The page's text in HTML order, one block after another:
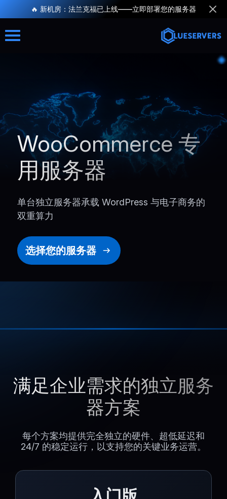
🔥 新机房：法兰克福已上线——立即部署您的服务器
WooCommerce 专
用服务器
单台独立服务器承载 WordPress 与电子商务的
双重算力
选择您的服务器
满足企业需求的独立服务
器方案
每个方案均提供完全独立的硬件、超低延迟和
24/7 的稳定运行，以支持您的关键业务运营。